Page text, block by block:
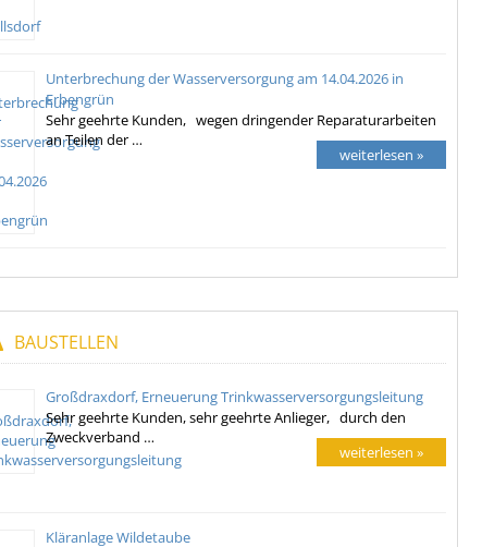
Unterbrechung der Wasserversorgung am 14.04.2026 in
Erbengrün
Sehr geehrte Kunden, wegen dringender Reparaturarbeiten
an Teilen der …
weiterlesen »
BAUSTELLEN
Großdraxdorf, Erneuerung Trinkwasserversorgungsleitung
Sehr geehrte Kunden, sehr geehrte Anlieger, durch den
Zweckverband …
weiterlesen »
Kläranlage Wildetaube